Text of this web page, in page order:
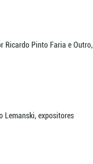
Ricardo Pinto Faria e Outro,
Lemanski, expositores